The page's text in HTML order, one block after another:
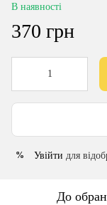
В наявності
370 грн
% Увійти для
До